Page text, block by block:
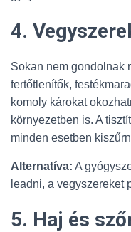
4.
Sokan nem gondolnak
fertőtlenítők,
komoly károkat
környezetben is. A
minden esetben
Alternatíva: A
leadni, a vegyszereket
5. Haj és